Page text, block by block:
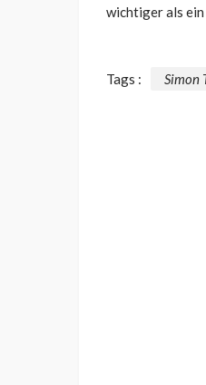
wichtiger als ein
Tags : Simon